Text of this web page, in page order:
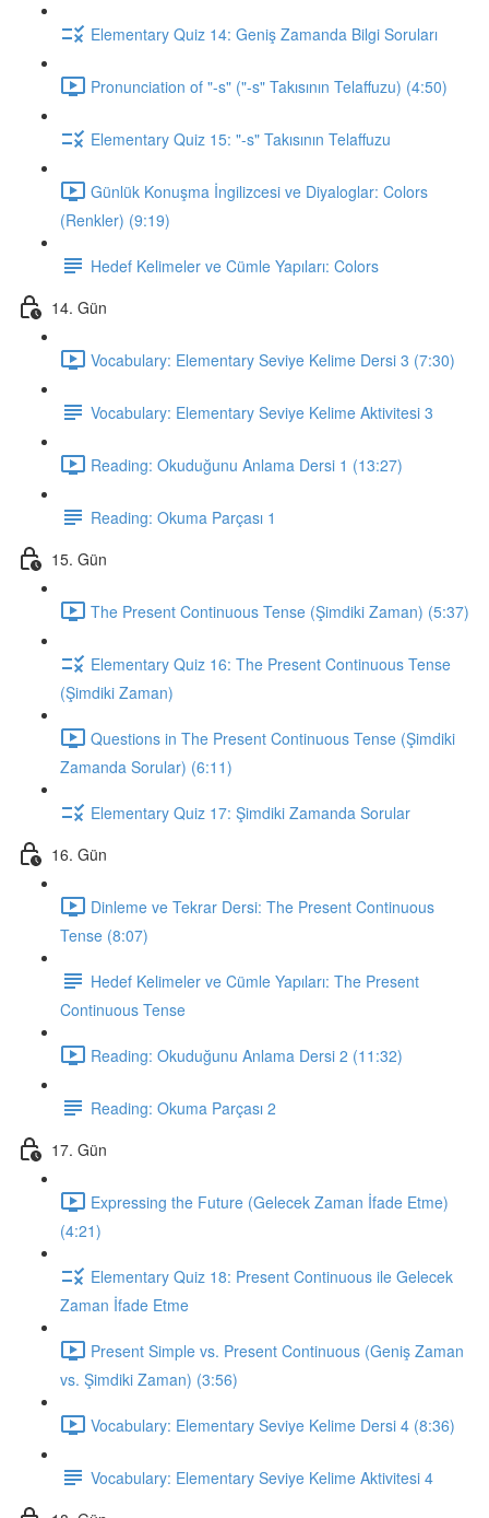
Elementary Quiz 14: Geniş Zamanda Bilgi Soruları
Pronunciation of "-s" ("-s" Takısının Telaffuzu) (4:50)
Elementary Quiz 15: "-s" Takısının Telaffuzu
Günlük Konuşma İngilizcesi ve Diyaloglar: Colors
(Renkler) (9:19)
Hedef Kelimeler ve Cümle Yapıları: Colors
14. Gün
Vocabulary: Elementary Seviye Kelime Dersi 3 (7:30)
Vocabulary: Elementary Seviye Kelime Aktivitesi 3
Reading: Okuduğunu Anlama Dersi 1 (13:27)
Reading: Okuma Parçası 1
15. Gün
The Present Continuous Tense (Şimdiki Zaman) (5:37)
Elementary Quiz 16: The Present Continuous Tense
(Şimdiki Zaman)
Questions in The Present Continuous Tense (Şimdiki
Zamanda Sorular) (6:11)
Elementary Quiz 17: Şimdiki Zamanda Sorular
16. Gün
Dinleme ve Tekrar Dersi: The Present Continuous
Tense (8:07)
Hedef Kelimeler ve Cümle Yapıları: The Present
Continuous Tense
Reading: Okuduğunu Anlama Dersi 2 (11:32)
Reading: Okuma Parçası 2
17. Gün
Expressing the Future (Gelecek Zaman İfade Etme)
(4:21)
Elementary Quiz 18: Present Continuous ile Gelecek
Zaman İfade Etme
Present Simple vs. Present Continuous (Geniş Zaman
vs. Şimdiki Zaman) (3:56)
Vocabulary: Elementary Seviye Kelime Dersi 4 (8:36)
Vocabulary: Elementary Seviye Kelime Aktivitesi 4